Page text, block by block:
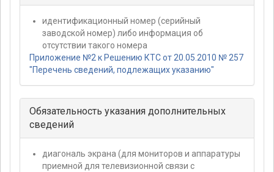
идентификационный номер (серийный
заводской номер) либо информация об
отсутствии такого номера
Приложение №2 к Решению КТС от 20.05.2010 № 257
"Перечень сведений, подлежащих указанию"
Обязательность указания дополнительных
сведений
диагональ экрана (для мониторов и аппаратуры
приемной для телевизионной связи с